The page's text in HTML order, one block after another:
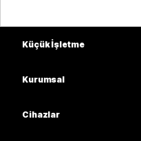
Küçük İşletme
Kurumsal
Cihazlar